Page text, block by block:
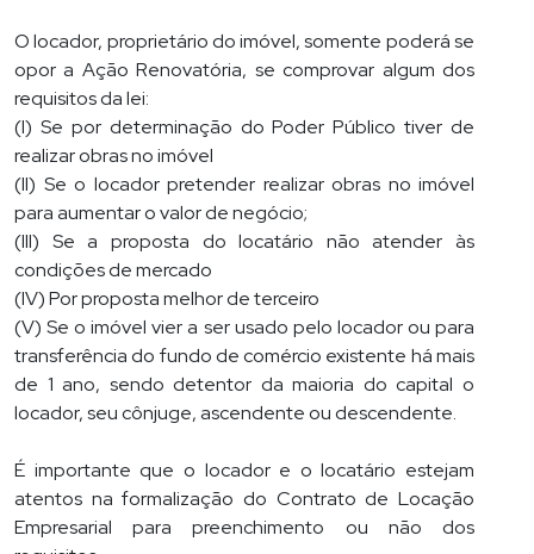
O locador, proprietário do imóvel, somente poderá se
opor a Ação Renovatória, se comprovar algum dos
requisitos da lei:
(I) Se por determinação do Poder Público tiver de
realizar obras no imóvel
(II) Se o locador pretender realizar obras no imóvel
para aumentar o valor de negócio;
(III) Se a proposta do locatário não atender às
condições de mercado
(IV) Por proposta melhor de terceiro
(V) Se o imóvel vier a ser usado pelo locador ou para
transferência do fundo de comércio existente há mais
de 1 ano, sendo detentor da maioria do capital o
locador, seu cônjuge, ascendente ou descendente.
É importante que o locador e o locatário estejam
atentos na formalização do Contrato de Locação
Empresarial para preenchimento ou não dos